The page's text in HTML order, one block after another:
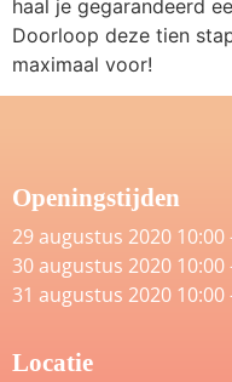
haal je gegarandeerd
Doorloop deze tien
maximaal voor!
Openingstijden
29 augustus 2020 10:00
30 augustus 2020 10:00
31 augustus 2020 10:00
Locatie